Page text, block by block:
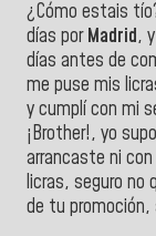
¿Cómo estais
días porMadrid,
días antes de
me puse mis
y cumplí con mi
¡Brother!, yo
arrancaste ni
licras, seguro no
de tu promoción,